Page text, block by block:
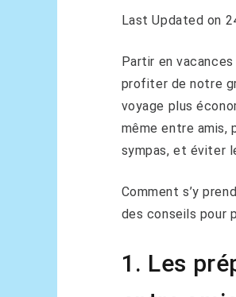
Last Updated on
Partir en
profiter de notre
voyage plus
même entre amis,
sympas, et éviter
Comment s’y
des conseils pour
1. Les